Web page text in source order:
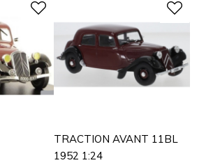
TRACTION AVANT 11BL
1952 1:24